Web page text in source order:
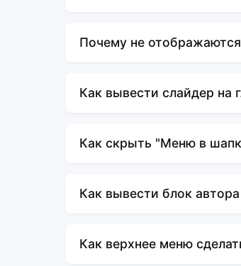
Почему не
Как вывести слайдер на
Как скрыть "Меню в
Как вывести блок
Как верхнее меню